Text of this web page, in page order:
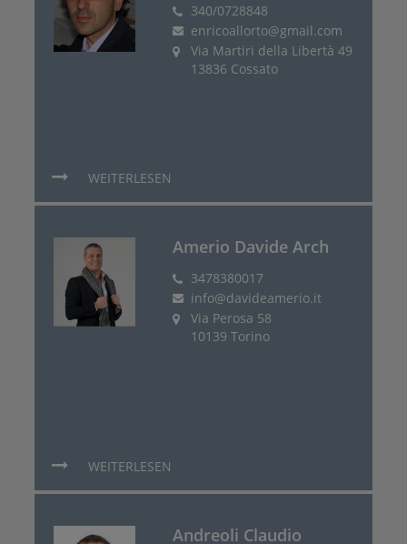
340/0728848
enricoallorto@gmail.com
Via Martiri della Libertà 49
13836 Cossato
WEITERLESEN
Amerio Davide Arch
3478380017
info@davideamerio.it
Via Perosa 58
10139 Torino
WEITERLESEN
Andreoli Claudio